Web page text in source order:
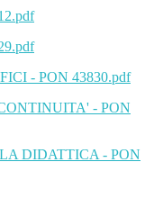
- PON 43830.pdf
- PON
DIDATTICA - PON